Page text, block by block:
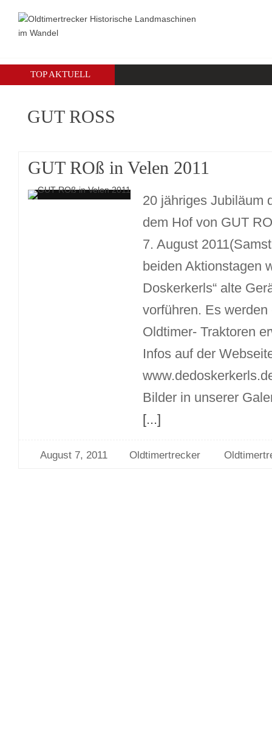
TOP AKTUELL
GUT ROSS
GUT ROß in Velen 2011
20 jähriges Jubiläum
dem Hof von GUT
7. August
beiden Aktionstagen
Doskerkerls“ alte
vorführen. Es
Oldtimer- Traktoren
Infos auf der
Bilder in unserer
[...]
August 7, 2011 Oldtimertrecker